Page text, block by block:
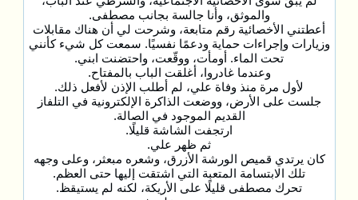
والموثق، وأنا جالسة بجانب مصطفى.
أعطتني الأخصائية رقم متابعة، وشرحت لي أن هناك مقابلات
وزيارات وإجراءات حماية ودعمًا نفسيًا. سمعت كل شيء كأنني
تحت الماء. أومأت، ووقّعت، واحتضنت ابني.
وعندما غادروا، أغلقت الباب بالمفتاح.
لأول مرة منذ وفاة علي، لم أطلب الإذن لأفعل ذلك.
جلست على الأرض، ووضعت الذاكرة الإلكترونية في التلفاز
القديم الموجود في الصالة.
ارتجفت الشاشة قليلًا.
ثم ظهر علي.
كان يرتدي قميص الورشة الأزرق، وشعره مبعثر، وعلى وجهه
تلك الابتسامة المتعبة التي اشتقت إليها حتى العظم.
تحرك مصطفى قليلًا على الأريكة، لكنه لم يستيقظ.